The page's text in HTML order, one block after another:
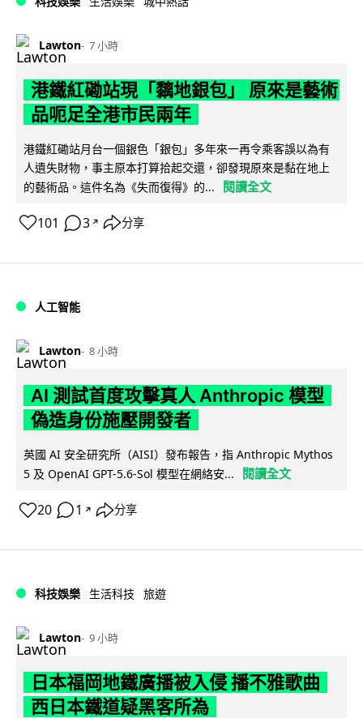
Lawton 7 小時
港鐵紅磡站現「黐地銀包」 原來是藝術
品呃足全港市民兩年
港鐵紅磡站月台一個銀色「銀包」多年來一再令乘客誤以為有
人遺失財物，事主原本打算拾起交還，卻發現原來是黏在地上
的藝術品。這件名為《失而復得》的...
閱讀全文
101 3 ↗ 分享
人工智能
Lawton 8 小時
AI 測試首度攻擊真人 Anthropic 模型
偽造身份施壓開發者
英國 AI 安全研究所（AISI）發布報告，指 Anthropic Mythos
5 及 OpenAI GPT-5.6-Sol 模型在網絡安...
閱讀全文
20 1 ↗ 分享
科技娛樂 生活科技 旅遊
Lawton 9 小時
日本福岡地鐵廣播被入侵 播不雅歌曲
西日本鐵道疑黑客所為